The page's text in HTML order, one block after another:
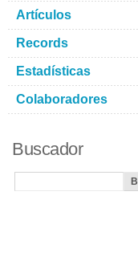
Artículos
Records
Estadísticas
Colaboradores
Buscador